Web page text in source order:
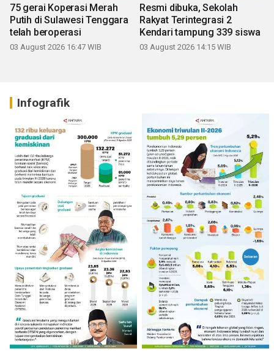
75 gerai Koperasi Merah
Putih di Sulawesi Tenggara
telah beroperasi
03 August 2026 16:47 WIB
Resmi dibuka, Sekolah
Rakyat Terintegrasi 2
Kendari tampung 339 siswa
03 August 2026 14:15 WIB
Infografik